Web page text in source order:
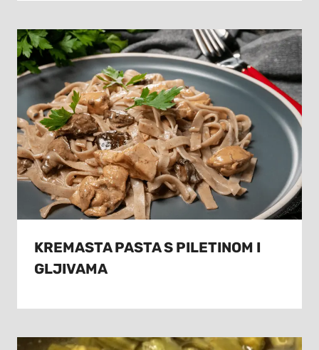
KREMASTA PASTA S PILETINOM I
GLJIVAMA